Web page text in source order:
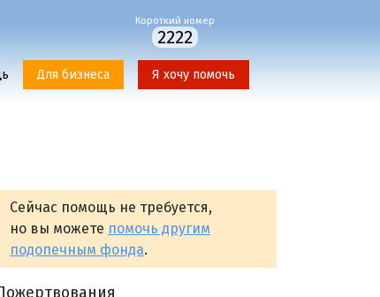
Короткий номер
2222
Для бизнеса Я хочу помочь
Сейчас помощь не требуется,
но вы можете помочь другим
подопечным фонда.